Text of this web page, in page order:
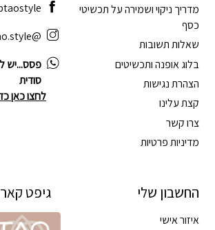
מדריך ניקוי ושמירה על תכשיטי
כסף
שאלות תשובות
בלוג אופנה ותכשיטים
הצהרת נגישות
קצת עלינו
צרו קשר
מדיניות פרטיות
החשבון שלי
איזור אישי
@tao.style
פסס...יש
סודית
לחצו כאן
גיפט